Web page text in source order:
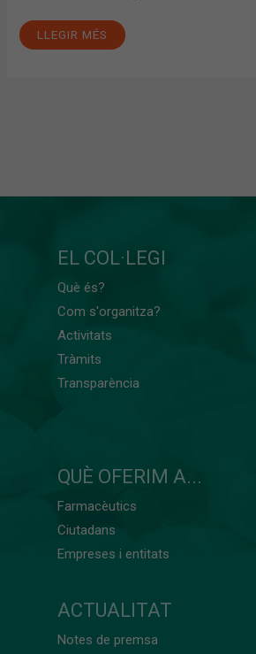
LLEGIR MÉS
EL COL·LEGI
Què és?
Com s'organitza?
Activitats
Tràmits
Transparència
QUÈ OFERIM A...
Farmacèutics
Ciutadans
Empreses i entitats
ACTUALITAT
Notes de premsa